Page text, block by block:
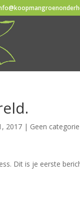
2017 | Geen categorie
Dit is je eerste